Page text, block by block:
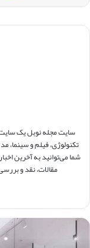
سایت مجله نوبل یک
تکنولوژی، فیلم و
شما می‌توانید به آخرین
مقالات، نقد و